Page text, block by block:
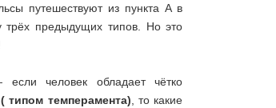
путешествуют из пункта А в
трёх предыдущих типов. Но это
человек обладает чётко
типом темперамента), то какие